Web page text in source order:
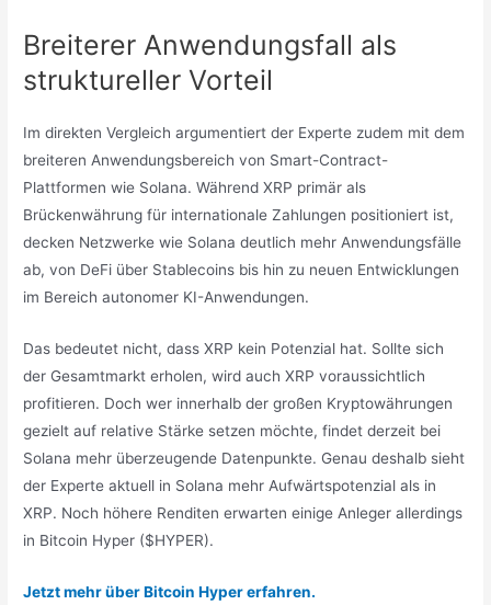
Breiterer Anwendungsfall als
struktureller Vorteil
Im direkten Vergleich argumentiert der Experte zudem mit dem
breiteren Anwendungsbereich von Smart-Contract-
Plattformen wie Solana. Während XRP primär als
Brückenwährung für internationale Zahlungen positioniert ist,
decken Netzwerke wie Solana deutlich mehr Anwendungsfälle
ab, von DeFi über Stablecoins bis hin zu neuen Entwicklungen
im Bereich autonomer KI-Anwendungen.
Das bedeutet nicht, dass XRP kein Potenzial hat. Sollte sich
der Gesamtmarkt erholen, wird auch XRP voraussichtlich
profitieren. Doch wer innerhalb der großen Kryptowährungen
gezielt auf relative Stärke setzen möchte, findet derzeit bei
Solana mehr überzeugende Datenpunkte. Genau deshalb sieht
der Experte aktuell in Solana mehr Aufwärtspotenzial als in
XRP. Noch höhere Renditen erwarten einige Anleger allerdings
in Bitcoin Hyper ($HYPER).
Jetzt mehr über Bitcoin Hyper erfahren.